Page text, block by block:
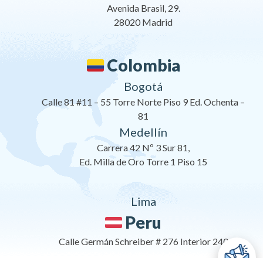
Avenida Brasil, 29.
28020 Madrid
Colombia
Bogotá
Calle 81 #11 – 55 Torre Norte Piso 9 Ed. Ochenta –
81
Medellín
Carrera 42 Nº 3 Sur 81,
Ed. Milla de Oro Torre 1 Piso 15
Lima
Peru
Calle Germán Schreiber # 276 Interior 240